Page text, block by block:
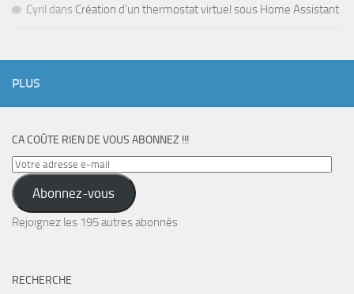
Cyril dans Création d’un thermostat virtuel sous Home Assistant
PLUS
CA COÛTE RIEN DE VOUS ABONNEZ !!!
Votre
adresse
e-
mail
Abonnez-vous
Rejoignez les 195 autres abonnés
RECHERCHE